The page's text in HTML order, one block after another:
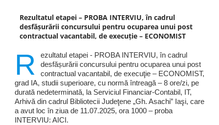
Rezultatul etapei – PROBA INTERVIU, în cadrul
desfășurării concursului pentru ocuparea unui post
contractual vacantabil, de execuţie – ECONOMIST
R
ezultatul etapei - PROBA INTERVIU, în cadrul
desfășurării concursului pentru ocuparea unui post
contractual vacantabil, de execuţie – ECONOMIST,
grad IA, studii superioare, cu normă întreagă – 8 ore/zi, pe
durată nedeterminată, la Serviciul Financiar-Contabil, IT,
Arhivă din cadrul Bibliotecii Judeţene „Gh. Asachi” Iaşi, care
a avut loc în ziua de 11.07.2025, ora 1000 – proba
INTERVIU: AICI.